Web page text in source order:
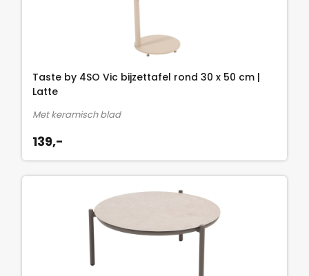
Taste by 4SO Vic bijzettafel rond 30 x 50 cm |
Latte
Met keramisch blad
139,-